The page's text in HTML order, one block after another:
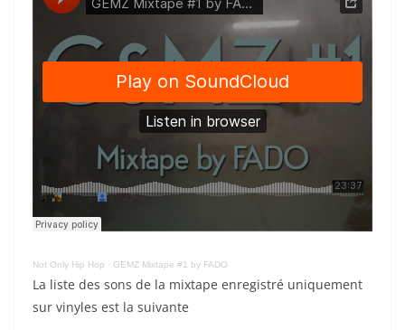
Not Only Hip Hop · GEMZ Mixtape #1 by FADO
La liste des sons de la mixtape enregistré uniquement
sur vinyles est la suivante